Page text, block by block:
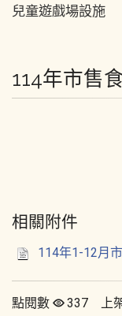
兒童遊戲場設施
114年市售
相關附件
114年1-12月
點閱數 337 上